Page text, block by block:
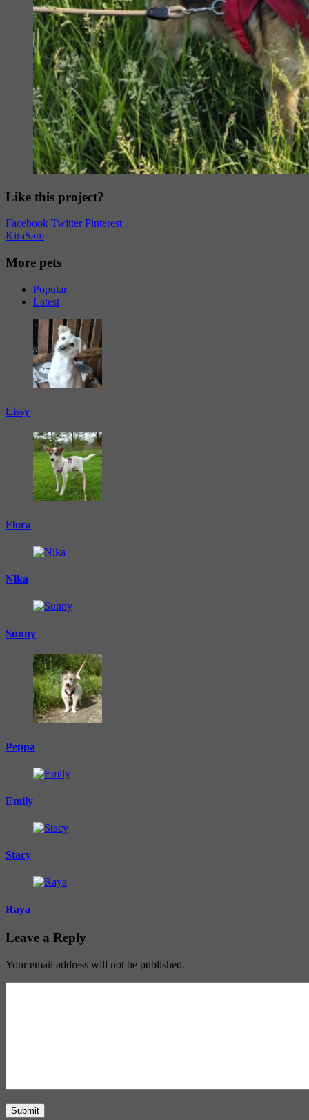
Like this project?
Facebook Twitter Pinterest
KiraSam
More pets
Popular
Latest
Lissy
Flora
Nika
Sunny
Peppa
Emily
Stacy
Raya
Leave a Reply
Your email address will not be published.
Submit